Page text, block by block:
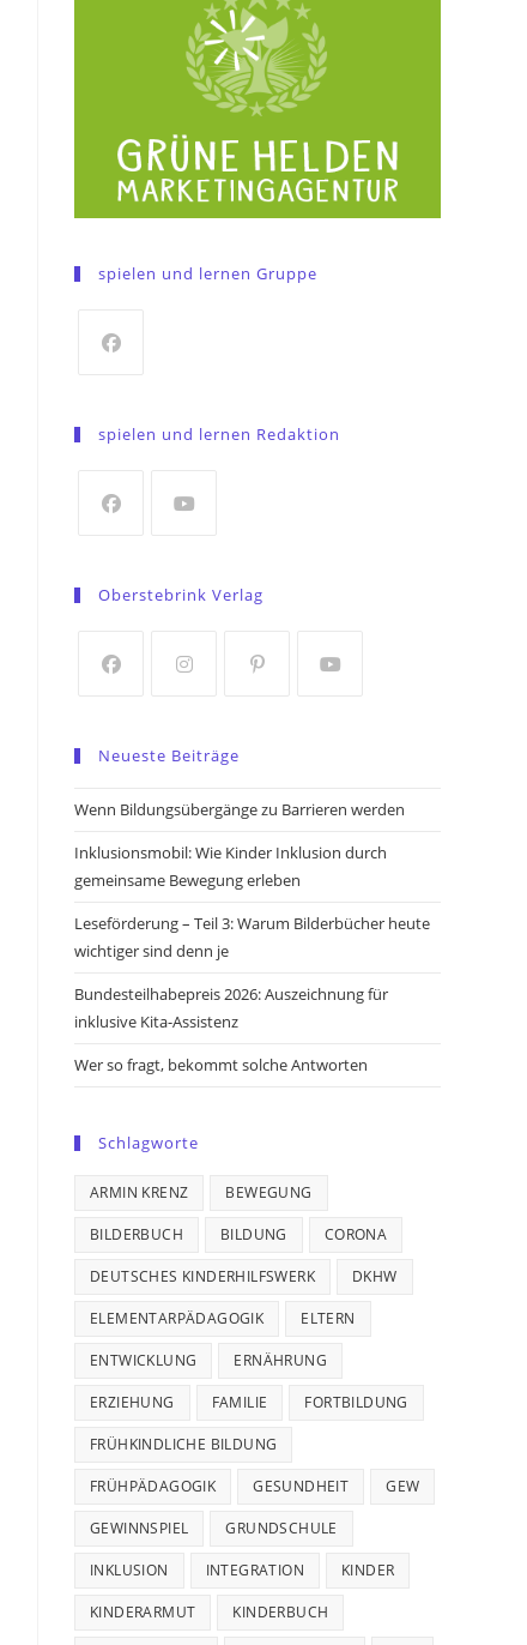
spielen und lernen Gruppe
a
tab
spielen und lernen Redaktion
a
tab
Oberstebrink Verlag
a
new
a
new
new
Neueste Beiträge
Wenn Bildungsübergänge zu Barrieren werden
Inklusionsmobil: Wie Kinder Inklusion durch
gemeinsame Bewegung erleben
Leseförderung – Teil 3: Warum Bilderbücher heute
wichtiger sind denn je
Bundesteilhabepreis 2026: Auszeichnung für
inklusive Kita-Assistenz
Wer so fragt, bekommt solche Antworten
Schlagworte
ARMIN KRENZ BEWEGUNG
BILDERBUCH BILDUNG CORONA
DEUTSCHES KINDERHILFSWERK DKHW
ELEMENTARPÄDAGOGIK ELTERN
ENTWICKLUNG ERNÄHRUNG
ERZIEHUNG FAMILIE FORTBILDUNG
FRÜHKINDLICHE BILDUNG
FRÜHPÄDAGOGIK GESUNDHEIT GEW
GEWINNSPIEL GRUNDSCHULE
INKLUSION INTEGRATION KINDER
KINDERARMUT KINDERBUCH